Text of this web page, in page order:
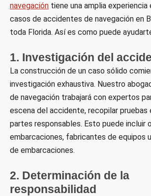
navegación tiene una amplia experiencia
casos de accidentes de navegación en
toda Florida. Así es como puede
1. Investigación del
La construcción de un caso sólido
investigación exhaustiva. Nuestro
de navegación trabajará con expertos
escena del accidente, recopilar pruebas
partes responsables. Esto puede incluir
embarcaciones, fabricantes de equipos
de embarcaciones.
2. Determinación de la
responsabilidad